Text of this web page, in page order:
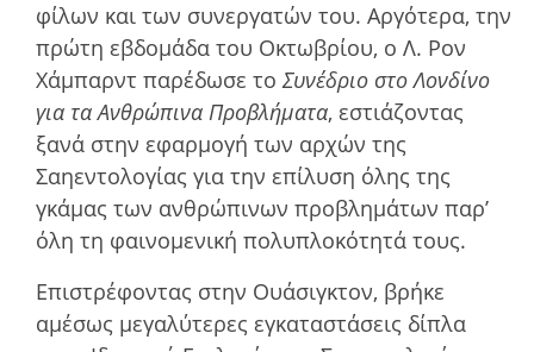
φίλων και των συνεργατών του. Αργότερα, την
πρώτη εβδοµάδα του Οκτωβρίου, ο Λ. Ρον
Χάμπαρντ παρέδωσε τοΣυνέδριο στο Λονδίνο
για τα Ανθρώπινα Προβλήµατα, εστιάζοντας
ξανά στην εφαρµογή των αρχών της
Σαηεντολογίας για την επίλυση όλης της
γκάµας των ανθρώπινων προβληµάτων παρ’
όλη τη φαινοµενική πολυπλοκότητά τους.
Επιστρέφοντας στην Ουάσιγκτον, βρήκε
αµέσως µεγαλύτερες εγκαταστάσεις δίπλα